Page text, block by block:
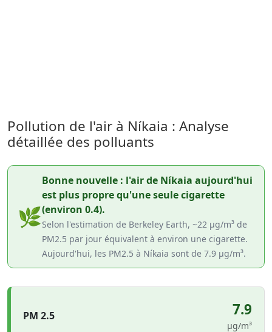
Pollution de l'air à Níkaia : Analyse
détaillée des polluants
🌿
Bonne nouvelle : l'air de Níkaia aujourd'hui
est plus propre qu'une seule cigarette
(environ 0.4).
Selon l'estimation de Berkeley Earth, ~22 µg/m³ de
PM2.5 par jour équivalent à environ une cigarette.
Aujourd'hui, les PM2.5 à Níkaia sont de 7.9 µg/m³.
PM 2.5 7.9
µg/m³